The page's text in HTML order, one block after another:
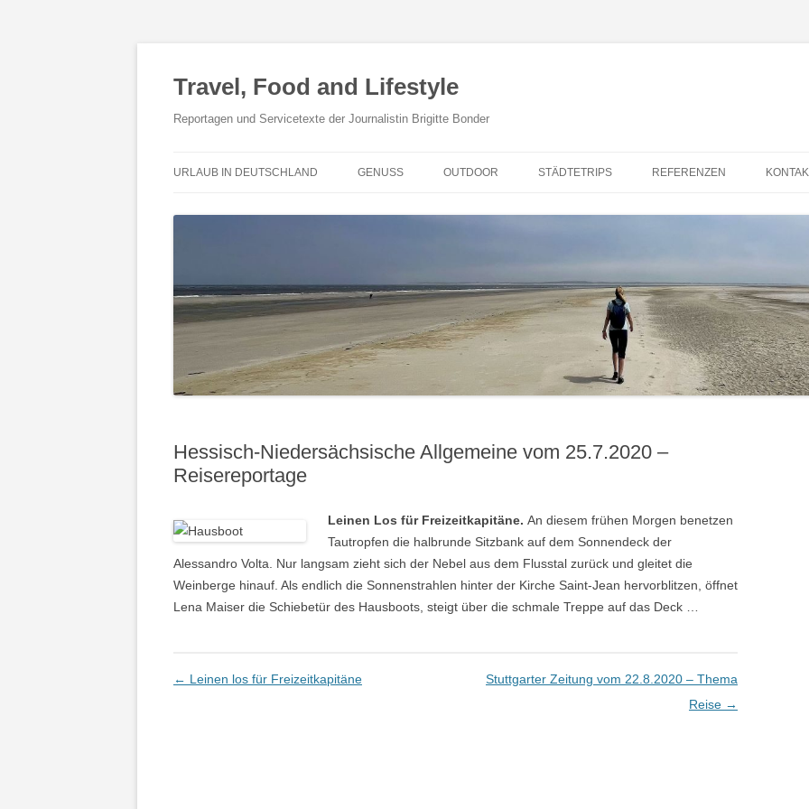
Travel, Food and Lifestyle
Reportagen und Servicetexte der Journalistin Brigitte Bonder
URLAUB IN DEUTSCHLAND GENUSS OUTDOOR STÄDTETRIPS REFERENZEN
Hessisch-Niedersächsische Allgemeine vom 25.7.2020 –
Reisereportage
Leinen Los für Freizeitkapitäne. An diesem frühen Morgen benetzen
Tautropfen die halbrunde Sitzbank auf dem Sonnendeck der
Alessandro Volta. Nur langsam zieht sich der Nebel aus dem Flusstal zurück und gleitet die
Weinberge hinauf. Als endlich die Sonnenstrahlen hinter der Kirche Saint-Jean hervorblitzen, öffnet
Lena Maiser die Schiebetür des Hausboots, steigt über die schmale Treppe auf das Deck …
Artikel-Navigation
← Leinen los für Freizeitkapitäne
Stuttgarter Zeitung vom 22.8.2020 – Thema
Reise →